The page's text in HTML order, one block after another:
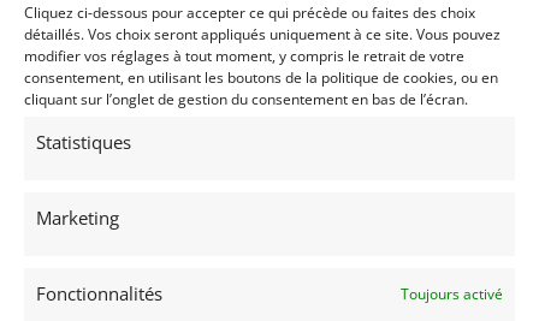
Cliquez ci-dessous pour accepter ce qui précède ou faites des choix
détaillés. Vos choix seront appliqués uniquement à ce site. Vous pouvez
modifier vos réglages à tout moment, y compris le retrait de votre
consentement, en utilisant les boutons de la politique de cookies, ou en
cliquant sur l’onglet de gestion du consentement en bas de l’écran.
Statistiques
Marketing
Fonctionnalités Toujours activé
les deux plus fiables et simples d’entretien, tout en
profitant de la luxueuse finition Pallas, si
caractéristique de la DS.
Cette DS 23 « M », reprend les codes du luxe de
l’époque avec sa teinte gris métallisé pour son tour
et moquettes de couleur tabac, affiche une très belle
L’ensemble des équipements spécifiques à sa
finition, que ce soient les enjoliveurs à flasque, les